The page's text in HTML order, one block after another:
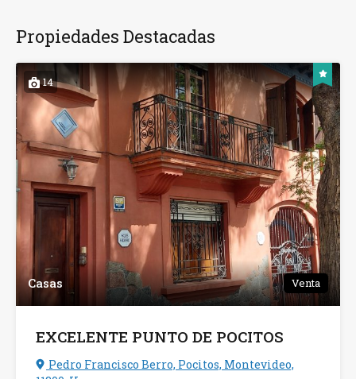
Propiedades Destacadas
14
Casas Venta
EXCELENTE PUNTO DE POCITOS
Pedro Francisco Berro, Pocitos, Montevideo,